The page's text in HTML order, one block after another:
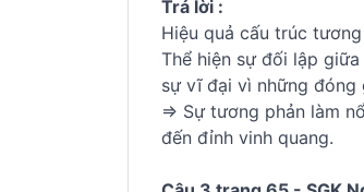
Trả lời :
Hiệu quả cấu trúc
Thể hiện sự đối lập
sự vĩ đại vì những đóng
=> Sự tương phản làm
đến đỉnh vinh quang.